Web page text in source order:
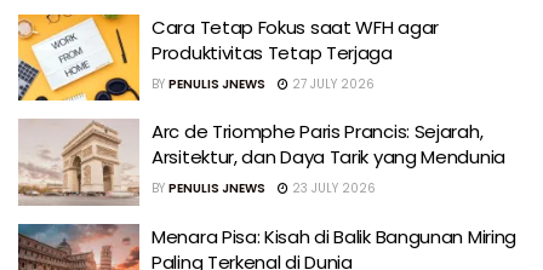
Cara Tetap Fokus saat WFH agar
Produktivitas Tetap Terjaga
BY PENULIS JNEWS 27 JULY 2026
Arc de Triomphe Paris Prancis: Sejarah,
Arsitektur, dan Daya Tarik yang Mendunia
BY PENULIS JNEWS 23 JULY 2026
Menara Pisa: Kisah di Balik Bangunan Miring
Paling Terkenal di Dunia